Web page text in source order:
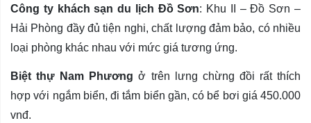
Công ty khách sạn du lịch Đồ Sơn: Khu II – Đồ Sơn –
Hải Phòng đầy đủ tiện nghi, chất lượng đảm bảo, có nhiều
loại phòng khác nhau với mức giá tương ứng.
Biệt thự Nam Phương ở trên lưng chừng đồi rất thích
hợp với ngắm biển, đi tắm biển gần, có bể bơi giá 450.000
vnđ.